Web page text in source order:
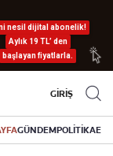
nesil dijital abonelik!
Aylık 19 TL’ den
başlayan fiyatlarla.
GİRİŞ
GÜNDEMPOLİTİKA